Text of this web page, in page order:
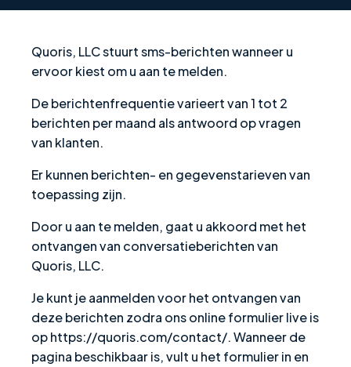
Quoris, LLC stuurt sms-berichten wanneer u
ervoor kiest om u aan te melden.
De berichtenfrequentie varieert van 1 tot 2
berichten per maand als antwoord op vragen
van klanten.
Er kunnen berichten- en gegevenstarieven van
toepassing zijn.
Door u aan te melden, gaat u akkoord met het
ontvangen van conversatieberichten van
Quoris, LLC.
Je kunt je aanmelden voor het ontvangen van
deze berichten zodra ons online formulier live is
op https://quoris.com/contact/. Wanneer de
pagina beschikbaar is, vult u het formulier in en